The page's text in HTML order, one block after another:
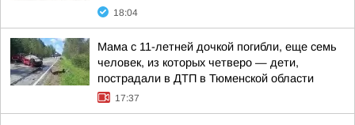
18:04
Мама с 11-летней дочкой погибли, еще семь
человек, из которых четверо — дети,
пострадали в ДТП в Тюменской области
17:37